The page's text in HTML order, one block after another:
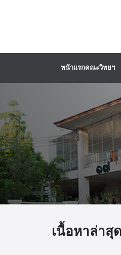
หน้าแรกคณะวิทยฯ
เนื้อหาล่าสุด